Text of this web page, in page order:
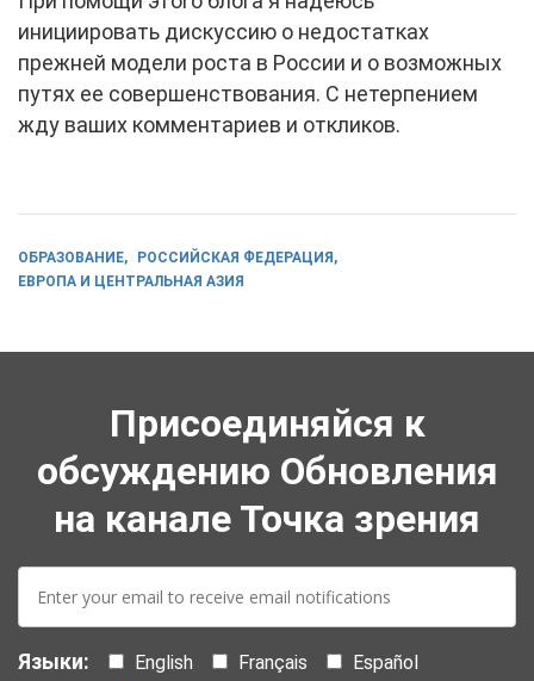
инициировать дискуссию о недостатках
прежней модели роста в России и о возможных
путях ее совершенствования. С нетерпением
жду ваших комментариев и откликов.
ОБРАЗОВАНИЕ
РОССИЙСКАЯ ФЕДЕРАЦИЯ
ЕВРОПА И ЦЕНТРАЛЬНАЯ АЗИЯ
Присоединяйся к
обсуждению Обновления
на канале Точка зрения
mail:
Языки: English Français
Español